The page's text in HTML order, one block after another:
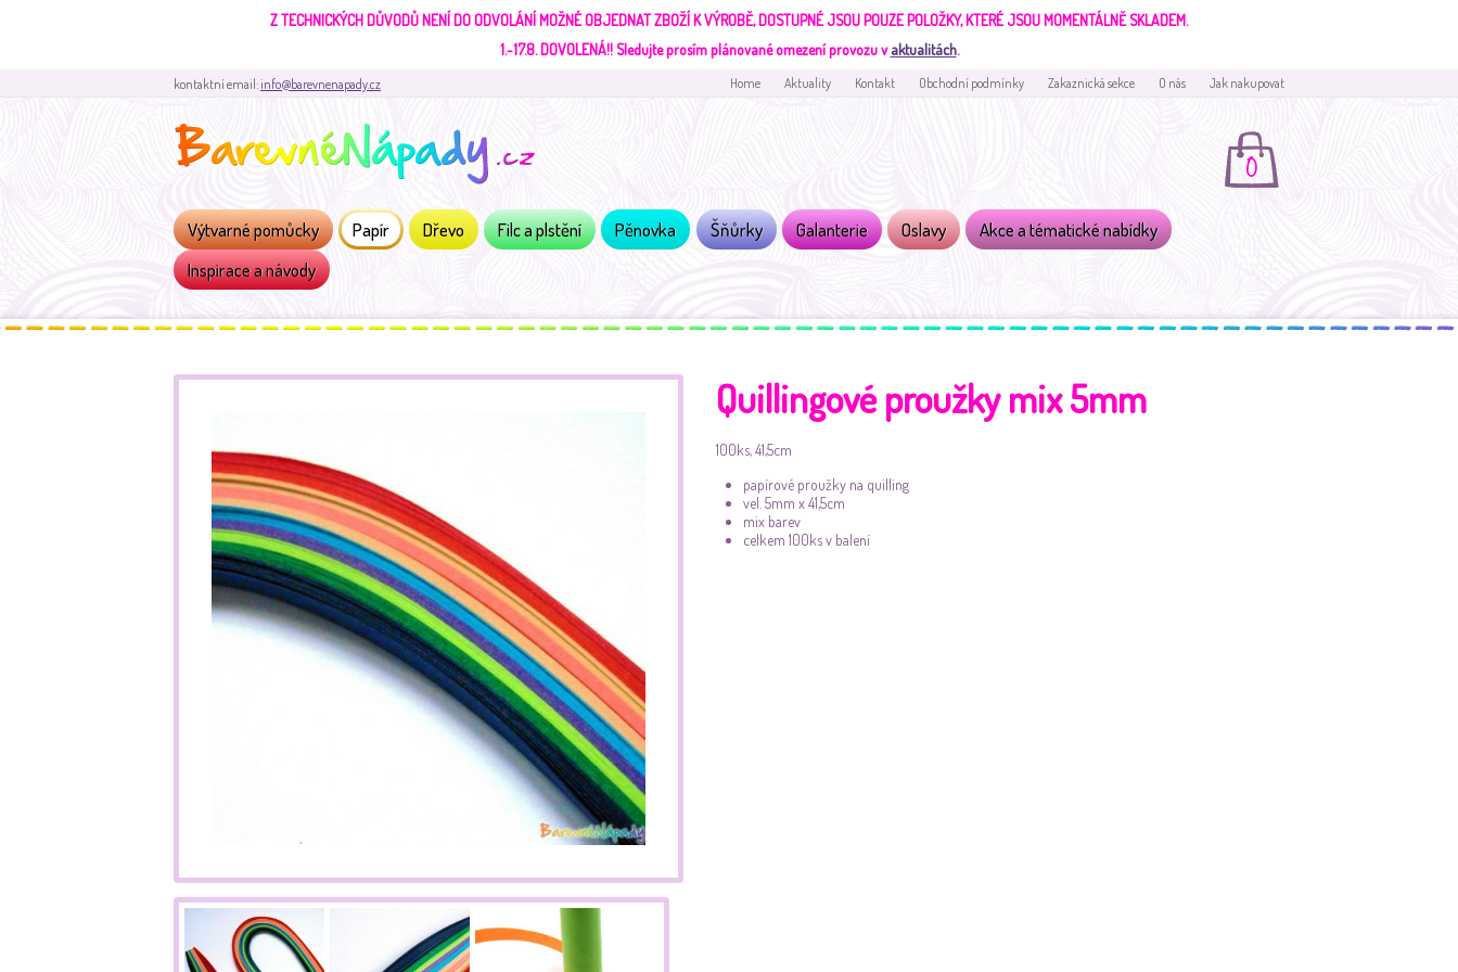
Z TECHNICKÝCH DŮVODŮ NENÍ DO ODVOLÁNÍ MOŽNÉ OBJEDNAT ZBOŽÍ K VÝROBĚ, DOSTUPNÉ JSOU POUZE POLOŽKY, KTERÉ JSOU MOMENTÁLNĚ SKLADEM.
1.-17.8. DOVOLENÁ!!Sledujte prosím plánované omezení provozu vaktualitách.
kontaktní email:info@barevnenapady.cz Home Aktuality Kontakt Obchodní podmínky Zakaznická sekce O nás Jak nakupovat
0
Výtvarné pomůcky Papír Dřevo Filc a plstění Pěnovka Šňůrky Galanterie Oslavy
Akce a tématické nabídky
Inspirace a návody
Quillingové proužky mix 5mm
100ks, 41,5cm
papírové proužky na quilling
vel. 5mm x 41,5cm
mix barev
celkem 100ks v balení